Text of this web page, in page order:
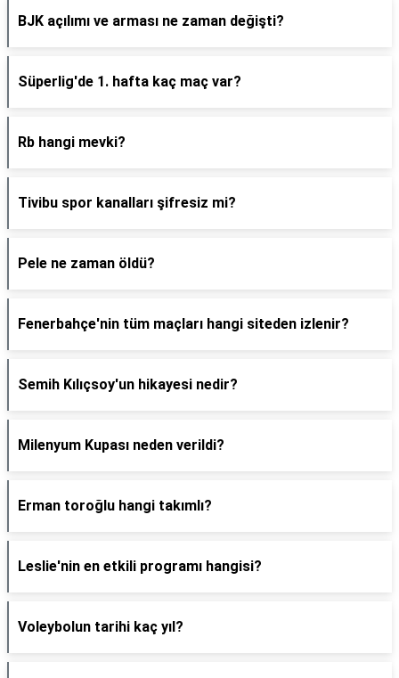
BJK açılımı ve arması ne zaman değişti?
Süperlig'de 1. hafta kaç maç var?
Rb hangi mevki?
Tivibu spor kanalları şifresiz mi?
Pele ne zaman öldü?
Fenerbahçe'nin tüm maçları hangi siteden izlenir?
Semih Kılıçsoy'un hikayesi nedir?
Milenyum Kupası neden verildi?
Erman toroğlu hangi takımlı?
Leslie'nin en etkili programı hangisi?
Voleybolun tarihi kaç yıl?